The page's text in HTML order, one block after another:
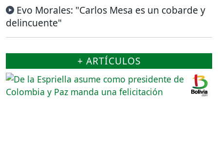
Evo Morales: "Carlos Mesa es un cobarde y
delincuente"
+ ARTÍCULOS